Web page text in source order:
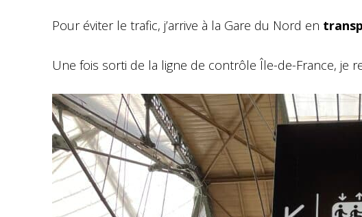
Pour éviter le trafic, j’arrive à la Gare du Nord en
Une fois sorti de la ligne de contrôle Île-de-France, je